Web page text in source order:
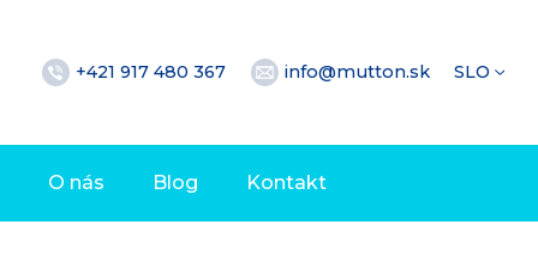
+421 917 480 367 info@mutton.sk SLO
O nás Blog Kontakt